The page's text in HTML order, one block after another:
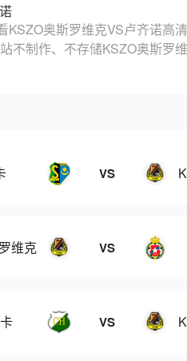
KSZO奥斯罗维克VS卢齐诺高
不制作、不存储KSZO奥斯罗
VS
维克 VS
VS